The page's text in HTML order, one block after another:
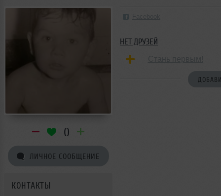
0
ЛИЧНОЕ СООБЩЕНИЕ
КОНТАКТЫ
НЕТ ДРУЗЕЙ